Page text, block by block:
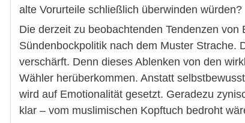
alte Vorurteile schließlich überwinden würden?
Die derzeit zu beobachtenden Tendenzen
Sündenbockpolitik nach dem Muster Strache.
verschärft. Denn dieses Ablenken von den
Wähler herüberkommen. Anstatt
wird auf Emotionalität gesetzt. Geradezu
klar – vom muslimischen Kopftuch bedroht